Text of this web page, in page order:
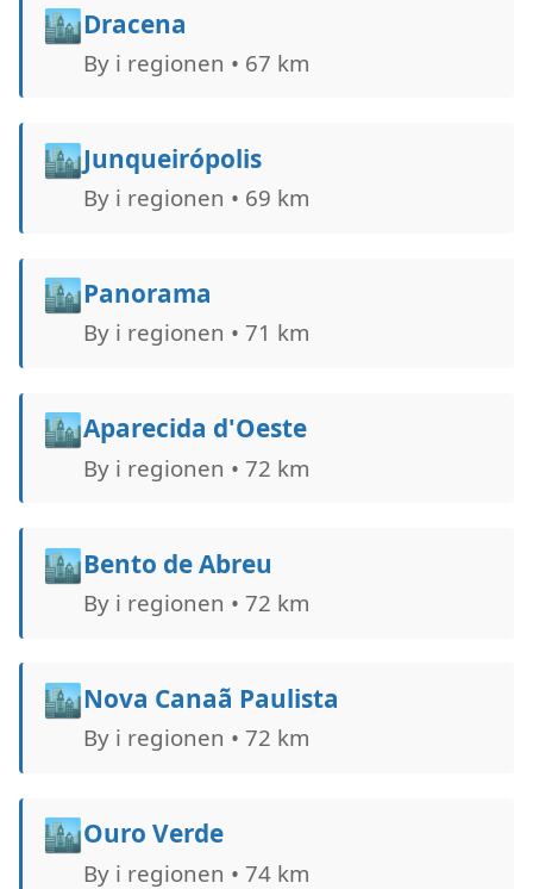
🏙️Dracena
By i regionen • 67 km
🏙️Junqueirópolis
By i regionen • 69 km
🏙️Panorama
By i regionen • 71 km
🏙️Aparecida d'Oeste
By i regionen • 72 km
🏙️Bento de Abreu
By i regionen • 72 km
🏙️Nova Canaã Paulista
By i regionen • 72 km
🏙️Ouro Verde
By i regionen • 74 km